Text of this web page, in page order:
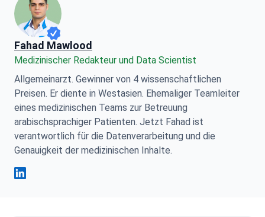
Fahad Mawlood
Medizinischer Redakteur und Data Scientist
Allgemeinarzt. Gewinner von 4 wissenschaftlichen
Preisen. Er diente in Westasien. Ehemaliger Teamleiter
eines medizinischen Teams zur Betreuung
arabischsprachiger Patienten. Jetzt Fahad ist
verantwortlich für die Datenverarbeitung und die
Genauigkeit der medizinischen Inhalte.